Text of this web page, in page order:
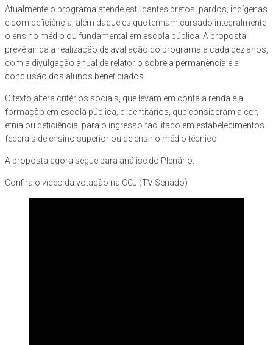
Atualmente o programa atende estudantes pretos, pardos, indígenas
e com deficiência, além daqueles que tenham cursado integralmente
o ensino médio ou fundamental em escola pública. A proposta
prevê ainda a realização de avaliação do programa a cada dez anos,
com a divulgação anual de relatório sobre a permanência e a
conclusão dos alunos beneficiados.
O texto altera critérios sociais, que levam em conta a renda e a
formação em escola pública, e identitários, que consideram a cor,
etnia ou deficiência, para o ingresso facilitado em estabelecimentos
federais de ensino superior ou de ensino médio técnico.
A proposta agora segue para análise do Plenário.
Confira o vídeo da votação na CCJ (TV Senado)